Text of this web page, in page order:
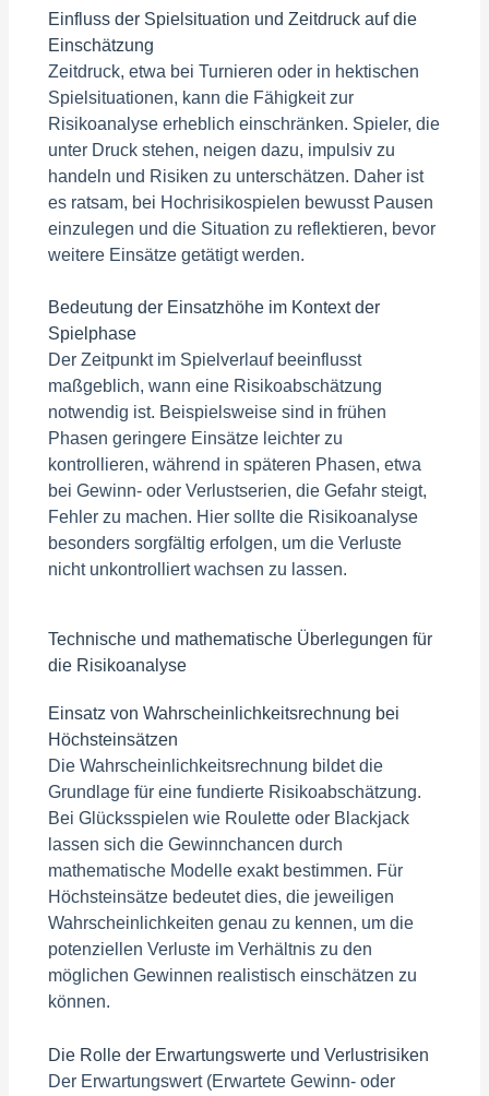
Einfluss der Spielsituation und Zeitdruck auf die
Einschätzung
Zeitdruck, etwa bei Turnieren oder in hektischen
Spielsituationen, kann die Fähigkeit zur
Risikoanalyse erheblich einschränken. Spieler, die
unter Druck stehen, neigen dazu, impulsiv zu
handeln und Risiken zu unterschätzen. Daher ist
es ratsam, bei Hochrisikospielen bewusst Pausen
einzulegen und die Situation zu reflektieren, bevor
weitere Einsätze getätigt werden.
Bedeutung der Einsatzhöhe im Kontext der
Spielphase
Der Zeitpunkt im Spielverlauf beeinflusst
maßgeblich, wann eine Risikoabschätzung
notwendig ist. Beispielsweise sind in frühen
Phasen geringere Einsätze leichter zu
kontrollieren, während in späteren Phasen, etwa
bei Gewinn- oder Verlustserien, die Gefahr steigt,
Fehler zu machen. Hier sollte die Risikoanalyse
besonders sorgfältig erfolgen, um die Verluste
nicht unkontrolliert wachsen zu lassen.
Technische und mathematische Überlegungen für
die Risikoanalyse
Einsatz von Wahrscheinlichkeitsrechnung bei
Höchsteinsätzen
Die Wahrscheinlichkeitsrechnung bildet die
Grundlage für eine fundierte Risikoabschätzung.
Bei Glücksspielen wie Roulette oder Blackjack
lassen sich die Gewinnchancen durch
mathematische Modelle exakt bestimmen. Für
Höchsteinsätze bedeutet dies, die jeweiligen
Wahrscheinlichkeiten genau zu kennen, um die
potenziellen Verluste im Verhältnis zu den
möglichen Gewinnen realistisch einschätzen zu
können.
Die Rolle der Erwartungswerte und Verlustrisiken
Der Erwartungswert (Erwartete Gewinn- oder